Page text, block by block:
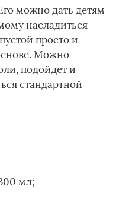
можно дать детям
насладиться
просто и
Можно
подойдет и
стандартной
мл;